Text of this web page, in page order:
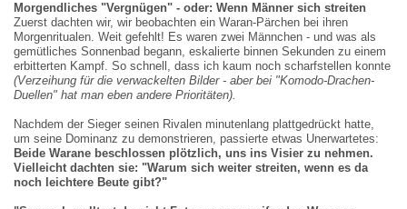
Morgendliches "Vergnügen" - oder: Wenn Männer sich streiten
Zuerst dachten wir, wir beobachten ein Waran-Pärchen bei ihren
Morgenritualen. Weit gefehlt! Es waren zwei Männchen - und was als
gemütliches Sonnenbad begann, eskalierte binnen Sekunden zu einem
erbitterten Kampf. So schnell, dass ich kaum noch scharfstellen konnte
(Verzeihung für die verwackelten Bilder - aber bei "Komodo-Drachen-
Duellen" hat man eben andere Prioritäten).
Nachdem der Sieger seinen Rivalen minutenlang plattgedrückt hatte,
um seine Dominanz zu demonstrieren, passierte etwas Unerwartetes:
Beide Warane beschlossen plötzlich, uns ins Visier zu nehmen.
Vielleicht dachten sie: "Warum sich weiter streiten, wenn es da
noch leichtere Beute gibt?"